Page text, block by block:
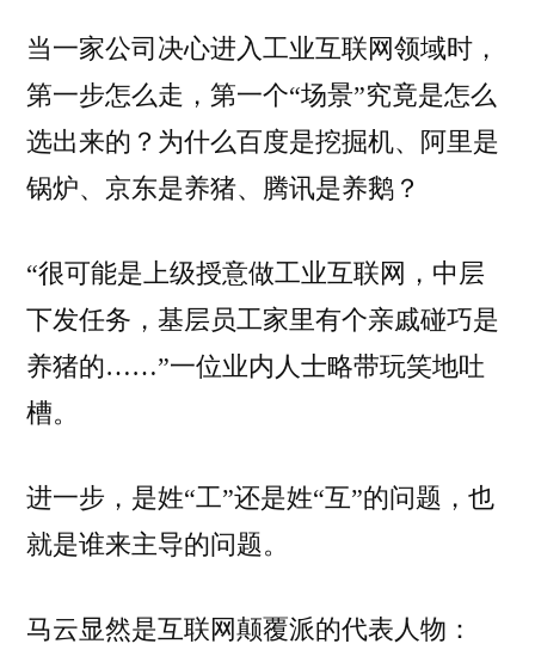
当一家公司决心进入工业互联网领域时，
第一步怎么走，第一个“场景”究竟是怎么
选出来的？为什么百度是挖掘机、阿里是
锅炉、京东是养猪、腾讯是养鹅？
“很可能是上级授意做工业互联网，中层
下发任务，基层员工家里有个亲戚碰巧是
养猪的……”一位业内人士略带玩笑地吐
槽。
进一步，是姓“工”还是姓“互”的问题，也
就是谁来主导的问题。
马云显然是互联网颠覆派的代表人物：